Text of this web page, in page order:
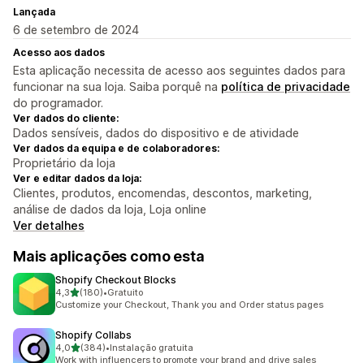
Lançada
6 de setembro de 2024
Acesso aos dados
Esta aplicação necessita de acesso aos seguintes dados para
funcionar na sua loja. Saiba porquê na política de privacidade
do programador.
Ver dados do cliente:
Dados sensíveis, dados do dispositivo e de atividade
Ver dados da equipa e de colaboradores:
Proprietário da loja
Ver e editar dados da loja:
Clientes, produtos, encomendas, descontos, marketing,
análise de dados da loja, Loja online
Ver detalhes
Mais aplicações como esta
Shopify Checkout Blocks
4,3de 5 estrelas
(180)
180 total de avaliações
•Gratuito
Customize your Checkout, Thank you and Order status pages
Shopify Collabs
4,0de 5 estrelas
(384)
384 total de avaliações
•Instalação gratuita
Work with influencers to promote your brand and drive sales